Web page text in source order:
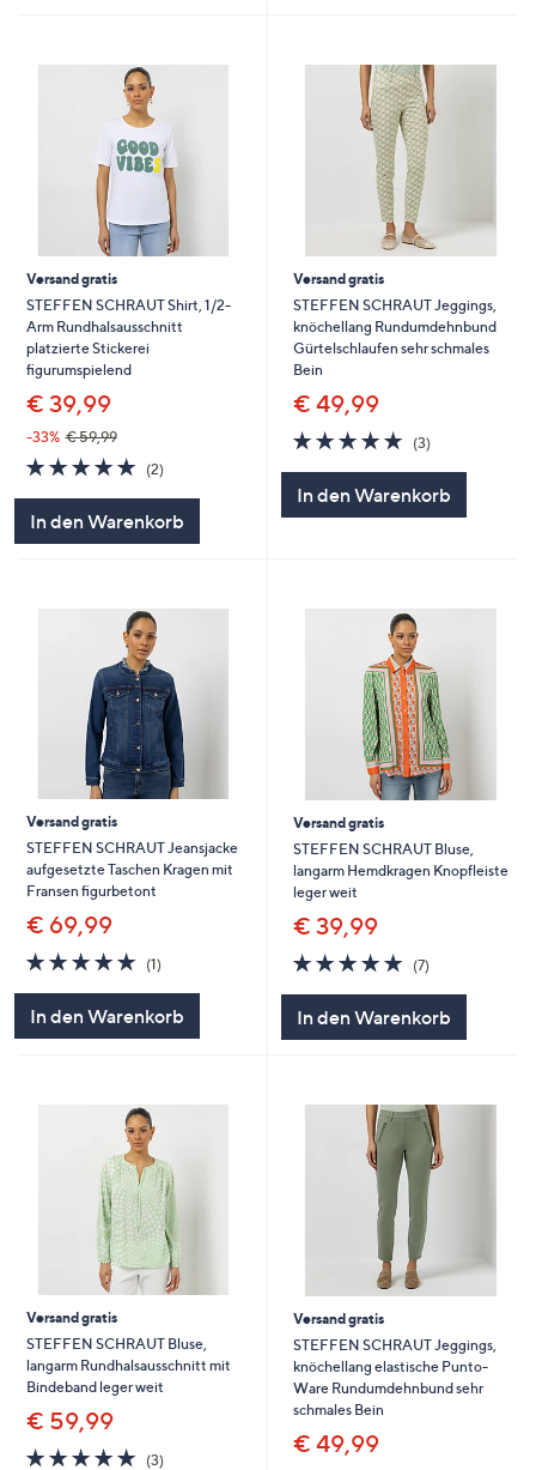
Versand gratis
STEFFEN SCHRAUT Shirt, 1/2-
Arm Rundhalsausschnitt
platzierte Stickerei
figurumspielend
€ 39,99
-33% € 59,99
5.0
von
5
(2)
In den Warenkorb
Versand gratis
STEFFEN SCHRAUT Jeggings,
knöchellang Rundumdehnbund
Gürtelschlaufen sehr schmales
Bein
€ 49,99
5.0
von
(3)3
In den Warenkorb
Versand gratis
STEFFEN SCHRAUT Jeansjacke
aufgesetzte Taschen Kragen mit
Fransen figurbetont
€ 69,99
5.0
von
5
(1)
In den Warenkorb
Versand gratis
STEFFEN SCHRAUT Bluse,
langarm Hemdkragen Knopfleiste
leger weit
€ 39,99
5.0
von
5
(7)
In den Warenkorb
Versand gratis
STEFFEN SCHRAUT Bluse,
langarm Rundhalsausschnitt mit
Bindeband leger weit
€ 59,99
5.0
(3)
Versand gratis
STEFFEN SCHRAUT Jeggings,
knöchellang elastische Punto-
Ware Rundumdehnbund sehr
schmales Bein
€ 49,99